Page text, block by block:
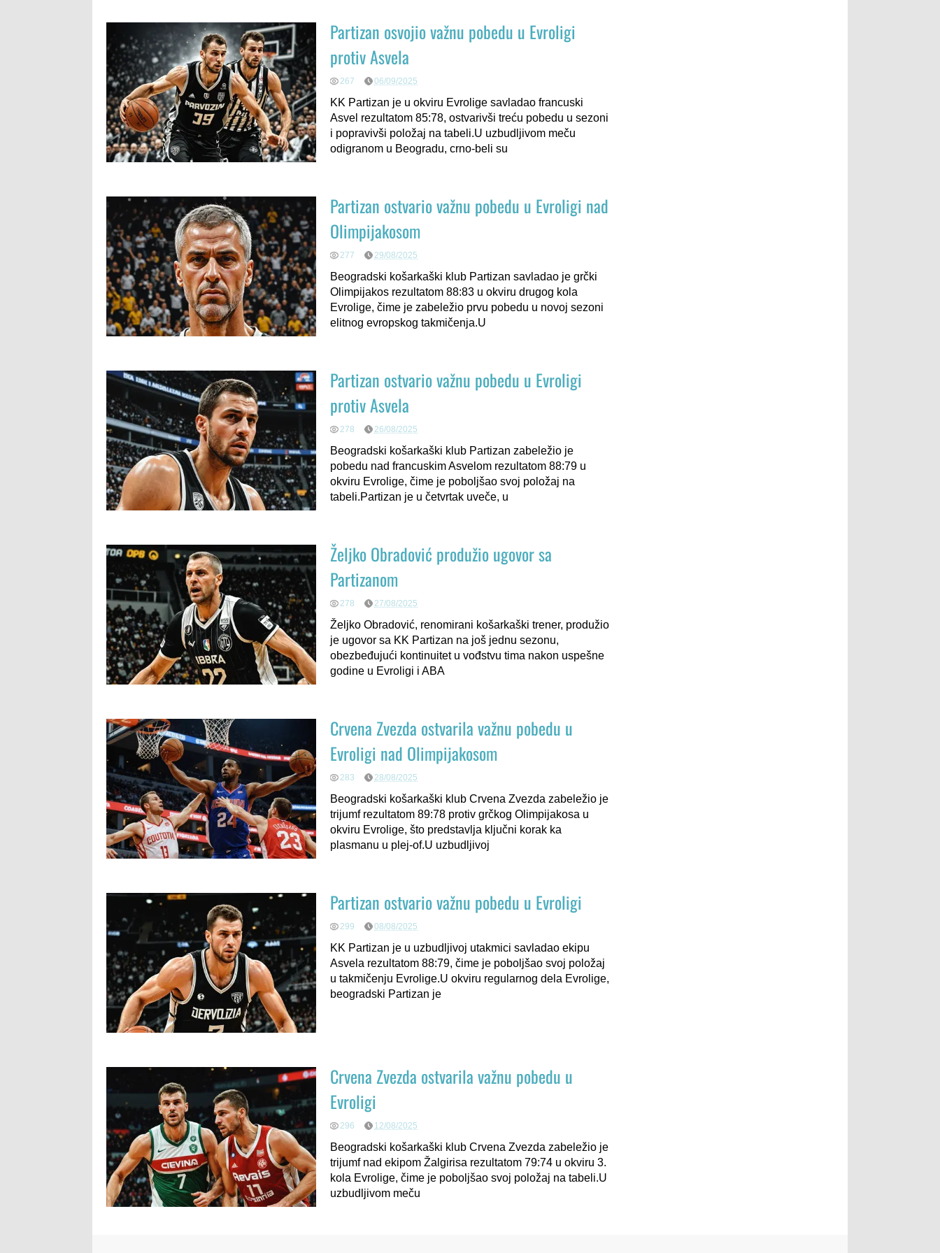
Partizan osvojio važnu pobedu u Evroligi
protiv Asvela
267 06/09/2025
KK Partizan je u okviru Evrolige savladao francuski
Asvel rezultatom 85:78, ostvarivši treću pobedu u sezoni
i popravivši položaj na tabeli.U uzbudljivom meču
odigranom u Beogradu, crno-beli su
Partizan ostvario važnu pobedu u Evroligi nad
Olimpijakosom
277 29/08/2025
Beogradski košarkaški klub Partizan savladao je grčki
Olimpijakos rezultatom 88:83 u okviru drugog kola
Evrolige, čime je zabeležio prvu pobedu u novoj sezoni
elitnog evropskog takmičenja.U
Partizan ostvario važnu pobedu u Evroligi
protiv Asvela
278 26/08/2025
Beogradski košarkaški klub Partizan zabeležio je
pobedu nad francuskim Asvelom rezultatom 88:79 u
okviru Evrolige, čime je poboljšao svoj položaj na
tabeli.Partizan je u četvrtak uveče, u
Željko Obradović produžio ugovor sa
Partizanom
278 27/08/2025
Željko Obradović, renomirani košarkaški trener, produžio
je ugovor sa KK Partizan na još jednu sezonu,
obezbeđujući kontinuitet u vođstvu tima nakon uspešne
godine u Evroligi i ABA
Crvena Zvezda ostvarila važnu pobedu u
Evroligi nad Olimpijakosom
283 28/08/2025
Beogradski košarkaški klub Crvena Zvezda zabeležio je
trijumf rezultatom 89:78 protiv grčkog Olimpijakosa u
okviru Evrolige, što predstavlja ključni korak ka
plasmanu u plej-of.U uzbudljivoj
Partizan ostvario važnu pobedu u Evroligi
299 08/08/2025
KK Partizan je u uzbudljivoj utakmici savladao ekipu
Asvela rezultatom 88:79, čime je poboljšao svoj položaj
u takmičenju Evrolige.U okviru regularnog dela Evrolige,
beogradski Partizan je
Crvena Zvezda ostvarila važnu pobedu u
Evroligi
296 12/08/2025
Beogradski košarkaški klub Crvena Zvezda zabeležio je
trijumf nad ekipom Žalgirisa rezultatom 79:74 u okviru 3.
kola Evrolige, čime je poboljšao svoj položaj na tabeli.U
uzbudljivom meču